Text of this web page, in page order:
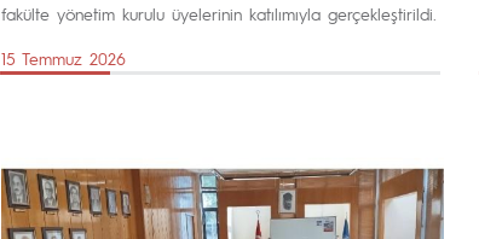
fakülte yönetim kurulu üyelerinin katılımıyla gerçekleştirildi.
15 Temmuz 2026